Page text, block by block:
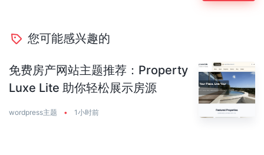
您可能感兴趣的
免费房产网站主题推荐：Property
Luxe Lite 助你轻松展示房源
wordpress主题 • 1小时前